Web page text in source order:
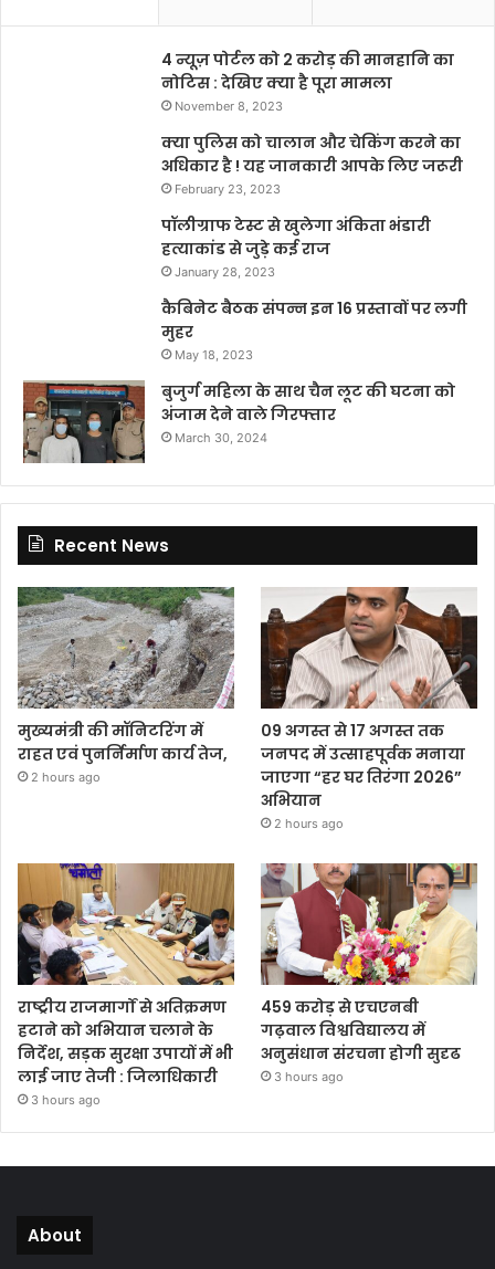
4 न्यूज़ पोर्टल को 2 करोड़ की मानहानि का
नोटिस : देखिए क्या है पूरा मामला
November 8, 2023
क्या पुलिस को चालान और चेकिंग करने का
अधिकार है ! यह जानकारी आपके लिए जरूरी
February 23, 2023
पॉलीग्राफ टेस्ट से खुलेगा अंकिता भंडारी
हत्याकांड से जुड़े कई राज
January 28, 2023
कैबिनेट बैठक संपन्न इन 16 प्रस्तावों पर लगी
मुहर
May 18, 2023
बुजुर्ग महिला के साथ चैन लूट की घटना को
अंजाम देने वाले गिरफ्तार
March 30, 2024
Recent News
मुख्यमंत्री की मॉनिटरिंग में
राहत एवं पुनर्निर्माण कार्य तेज,
2 hours ago
09 अगस्त से 17 अगस्त तक
जनपद में उत्साहपूर्वक मनाया
जाएगा “हर घर तिरंगा 2026”
अभियान
2 hours ago
राष्ट्रीय राजमार्गों से अतिक्रमण
हटाने को अभियान चलाने के
निर्देश, सड़क सुरक्षा उपायों में भी
लाई जाए तेजी : जिलाधिकारी
3 hours ago
459 करोड़ से एचएनबी
गढ़वाल विश्वविद्यालय में
अनुसंधान संरचना होगी सुदृढ
3 hours ago
About